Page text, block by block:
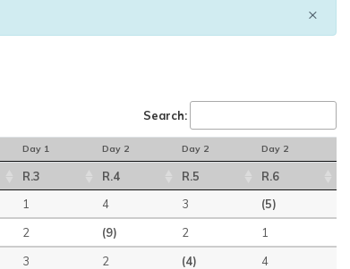
×
Search:
Day 1 Day 2 Day 2 Day 2
R.3 R.4 R.5
R.6
1 4 3
(5)
2 (9) 2
1
3 2 (4)
4